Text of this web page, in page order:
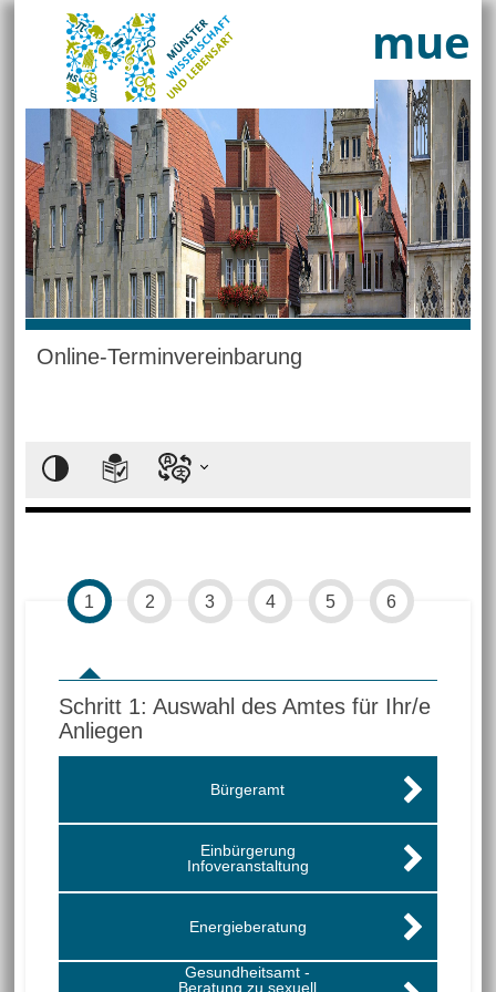
Online-Terminvereinbarung
1 2 3 4 5 6
Schritt 1von 6
: Auswahl des Amtes für Ihr/e
Anliegen
Bürgeramt
Einbürgerung
Infoveranstaltung
Energieberatung
Gesundheitsamt -
Beratung zu sexuell